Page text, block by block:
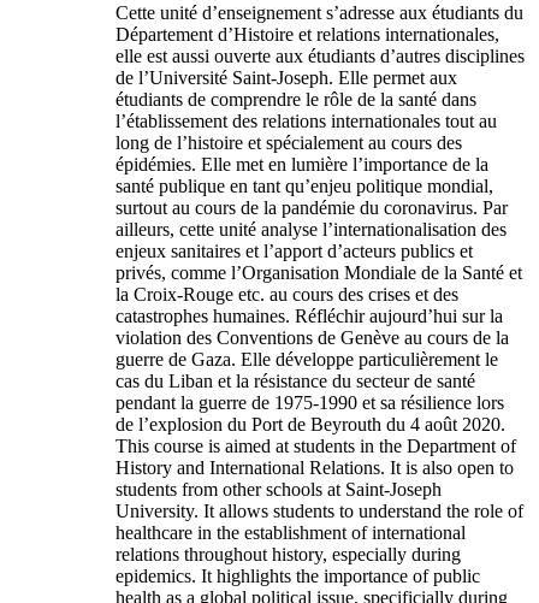
Cette unité d’enseignement s’adresse aux étudiants du
Département d’Histoire et relations internationales,
elle est aussi ouverte aux étudiants d’autres disciplines
de l’Université Saint-Joseph. Elle permet aux
étudiants de comprendre le rôle de la santé dans
l’établissement des relations internationales tout au
long de l’histoire et spécialement au cours des
épidémies. Elle met en lumière l’importance de la
santé publique en tant qu’enjeu politique mondial,
surtout au cours de la pandémie du coronavirus. Par
ailleurs, cette unité analyse l’internationalisation des
enjeux sanitaires et l’apport d’acteurs publics et
privés, comme l’Organisation Mondiale de la Santé et
la Croix-Rouge etc. au cours des crises et des
catastrophes humaines. Réfléchir aujourd’hui sur la
violation des Conventions de Genève au cours de la
guerre de Gaza. Elle développe particulièrement le
cas du Liban et la résistance du secteur de santé
pendant la guerre de 1975-1990 et sa résilience lors
de l’explosion du Port de Beyrouth du 4 août 2020.
This course is aimed at students in the Department of
History and International Relations. It is also open to
students from other schools at Saint-Joseph
University. It allows students to understand the role of
healthcare in the establishment of international
relations throughout history, especially during
epidemics. It highlights the importance of public
health as a global political issue, specificially during